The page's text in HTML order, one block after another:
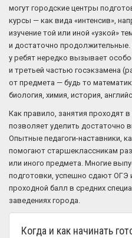
могут городские центры
курсы — как вида «интенсив»,
изучение той или иной «узкой»
и достаточно
у ребят нередко вызывает
и третьей частью госэкзамена
от предмета — будь то
биология, химия, история,
Как правило, занятия проходят в
позволяет уделить достаточно
Опытные педагоги-наставники,
помогают старшеклассникам
или иного предмета. Многие
подготовки, успешно сдают ОГЭ
проходной балл в средних
заведениях города.
Когда и как начинать